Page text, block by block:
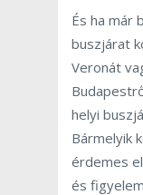
És ha már
buszjárat
Veronát
helyi
Bármelyik
érdemes
és